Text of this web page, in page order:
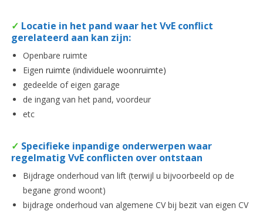
✓ Locatie in het pand waar het VvE conflict
gerelateerd aan kan zijn:
Openbare ruimte
Eigen ruimte (individuele woonruimte)
gedeelde of eigen garage
de ingang van het pand, voordeur
etc
✓ Specifieke inpandige onderwerpen waar
regelmatig VvE conflicten over ontstaan
Bijdrage onderhoud van lift (terwijl u bijvoorbeeld op de
begane grond woont)
bijdrage onderhoud van algemene CV bij bezit van eigen CV